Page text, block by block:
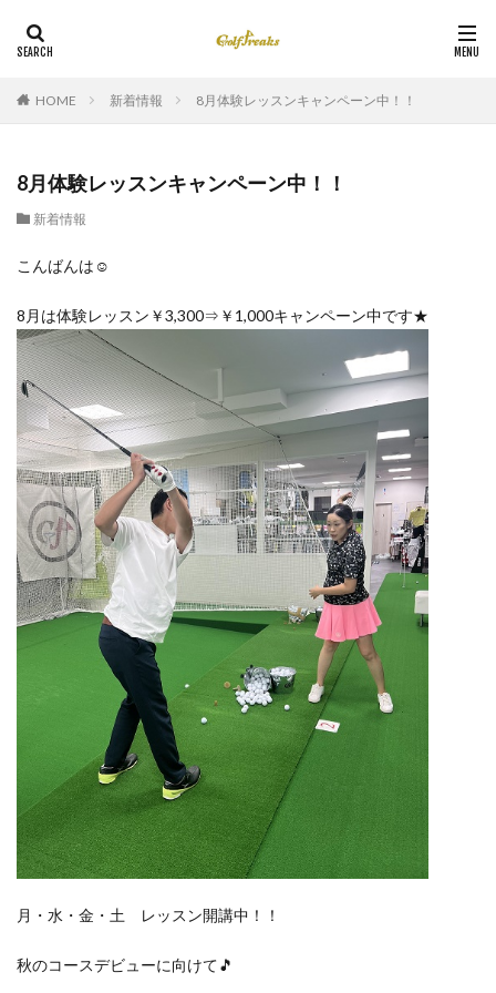
HOME 新着情報 8月体験レッスンキャンペーン中！！
8月体験レッスンキャンペーン中！！
新着情報
こんばんは☺
8月は体験レッスン￥3,300⇒￥1,000キャンペーン中です★
月・水・金・土 レッスン開講中！！
秋のコースデビューに向けて🎵